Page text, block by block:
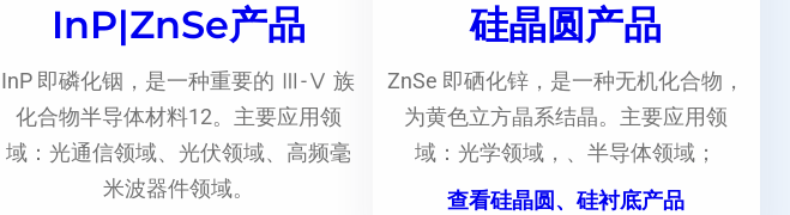
InP|ZnSe产品
InP 即磷化铟，是一种重要的 Ⅲ-Ⅴ 族
化合物半导体材料12。主要应用领
域：光通信领域、光伏领域、高频毫
米波器件领域。
硅晶圆产品
ZnSe 即硒化锌，是一种无机化合物，
为黄色立方晶系结晶。主要应用领
域：光学领域，、半导体领域；
查看硅晶圆、硅衬底产品